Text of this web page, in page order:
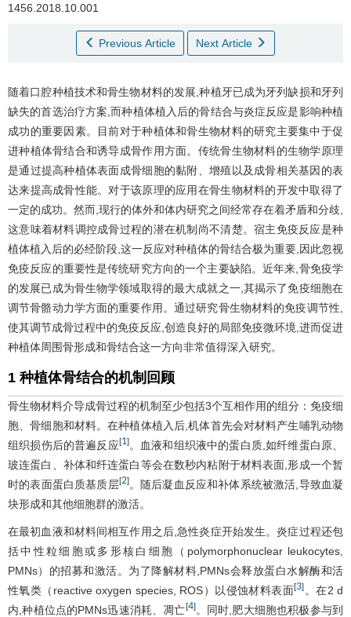
1456.2018.10.001
Previous Article Next Article
随着口腔种植技术和骨生物材料的发展,种植牙已成为牙列缺损和牙列
缺失的首选治疗方案,而种植体植入后的骨结合与炎症反应是影响种植
成功的重要因素。目前对于种植体和骨生物材料的研究主要集中于促
进种植体骨结合和诱导成骨作用方面。传统骨生物材料的生物学原理
是通过提高种植体表面成骨细胞的黏附、增殖以及成骨相关基因的表
达来提高成骨性能。对于该原理的应用在骨生物材料的开发中取得了
一定的成功。然而,现行的体外和体内研究之间经常存在着矛盾和分歧,
这意味着材料调控成骨过程的潜在机制尚不清楚。宿主免疫反应是种
植体植入后的必经阶段,这一反应对种植体的骨结合极为重要,因此忽视
免疫反应的重要性是传统研究方向的一个主要缺陷。近年来,骨免疫学
的发展已成为骨生物学领域取得的最大成就之一,其揭示了免疫细胞在
调节骨骼动力学方面的重要作用。通过研究骨生物材料的免疫调节性,
使其调节成骨过程中的免疫反应,创造良好的局部免疫微环境,进而促进
种植体周围骨形成和骨结合这一方向非常值得深入研究。
1 种植体骨结合的机制回顾
骨生物材料介导成骨过程的机制至少包括3个互相作用的组分：免疫细
胞、骨细胞和材料。在种植体植入后,机体首先会对材料产生哺乳动物
组织损伤后的普遍反应[1]。血液和组织液中的蛋白质,如纤维蛋白原、
玻连蛋白、补体和纤连蛋白等会在数秒内粘附于材料表面,形成一个暂
时的表面蛋白质基质层[2]。随后凝血反应和补体系统被激活,导致血凝
块形成和其他细胞群的激活。
在最初血液和材料间相互作用之后,急性炎症开始发生。炎症过程还包
括中性粒细胞或多形核白细胞（polymorphonuclear leukocytes,
PMNs）的招募和激活。为了降解材料,PMNs会释放蛋白水解酶和活
性氧类（reactive oxygen species, ROS）以侵蚀材料表面[3] 。在2 d
内,种植位点的PMNs迅速消耗、凋亡[4]。同时,肥大细胞也积极参与到